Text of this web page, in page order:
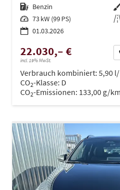
Kraftstoff Benzin
Leistung 73 kW (99 PS)
01.03.2026
22.030,– €
incl. 19% MwSt.
Verbrauch kombiniert: 5,90
CO2-Klasse: D
CO2-Emissionen: 133,00 g/km